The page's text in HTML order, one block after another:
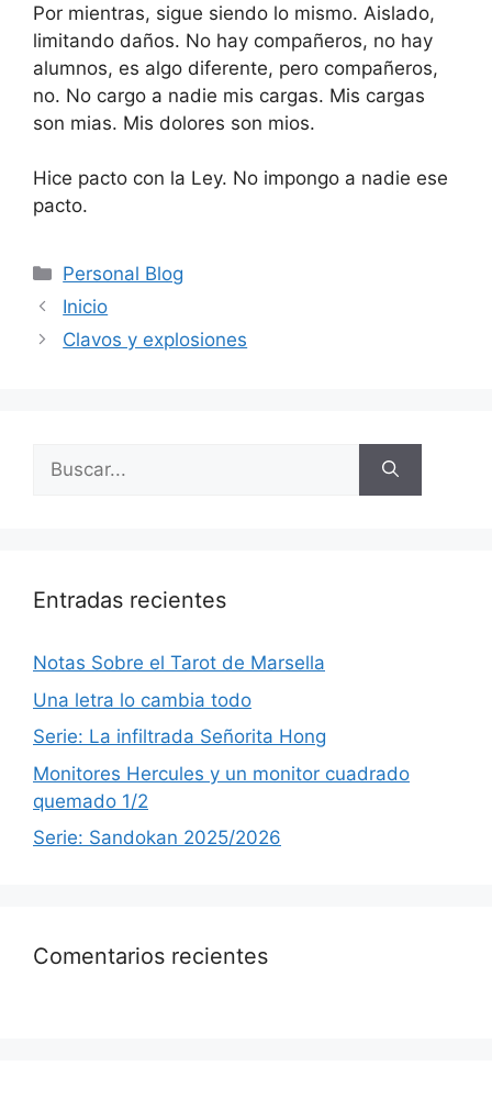
Por mientras, sigue siendo lo mismo. Aislado,
limitando daños. No hay compañeros, no hay
alumnos, es algo diferente, pero compañeros,
no. No cargo a nadie mis cargas. Mis cargas
son mias. Mis dolores son mios.
Hice pacto con la Ley. No impongo a nadie ese
pacto.
Categorías
Personal Blog
Inicio
Clavos y explosiones
Buscar:
Entradas recientes
Notas Sobre el Tarot de Marsella
Una letra lo cambia todo
Serie: La infiltrada Señorita Hong
Monitores Hercules y un monitor cuadrado
quemado 1/2
Serie: Sandokan 2025/2026
Comentarios recientes